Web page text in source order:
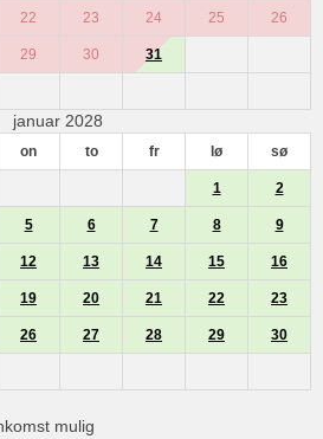
22 23 24 25 26
29 30 31
januar 2028
on to fr lø sø
1 2
5 6 7 8 9
12 13 14 15 16
19 20 21 22 23
26 27 28 29 30
mulig